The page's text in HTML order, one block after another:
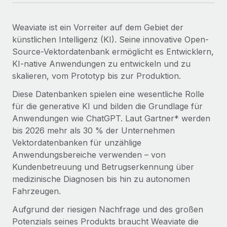
Geräteverwaltung
Geräten
Gründung von Niederlassungen
Schnelle, rechtssichere Gründung von
Niederlassungen
Mobilität und Relocation
Mühelose Relocation von Mitarbeiter:innen
Benefits
Mühelose Verwaltung von Benefits
Strategische Partnerschaft zwischen
Reverse Tech und Remote für Contractor
Management und Payroll
Reverse Tech auf einen Blick Das Gesundheits- und
Wellness-Startup Reverse Tech hat das globale...
Mehr erfahren
Contractor Management
Steuern
Den Blog erkunden
BLOG
Neues zu Remote-Produkten: Integration mit
Gusto und Zero und Contractor Management
Plus
Auch im neuen Jahr wollen wir bei Remote Unternehmen
aller Größen dabei unterstützen, die beste...
Mehr erfahren
Weaviate ist ein Vorreiter auf dem Gebiet der
künstlichen Intelligenz (KI). Seine innovative Open-
Source-Vektordatenbank ermöglicht es Entwicklern,
KI-native Anwendungen zu entwickeln und zu
skalieren, vom Prototyp bis zur Produktion.
Diese Datenbanken spielen eine wesentliche Rolle
für die generative KI und bilden die Grundlage für
Anwendungen wie ChatGPT. Laut Gartner* werden
bis 2026 mehr als 30 % der Unternehmen
Vektordatenbanken für unzählige
Anwendungsbereiche verwenden – von
Kundenbetreuung und Betrugserkennung über
medizinische Diagnosen bis hin zu autonomen
Fahrzeugen.
Aufgrund der riesigen Nachfrage und des großen
Potenzials seines Produkts braucht Weaviate die